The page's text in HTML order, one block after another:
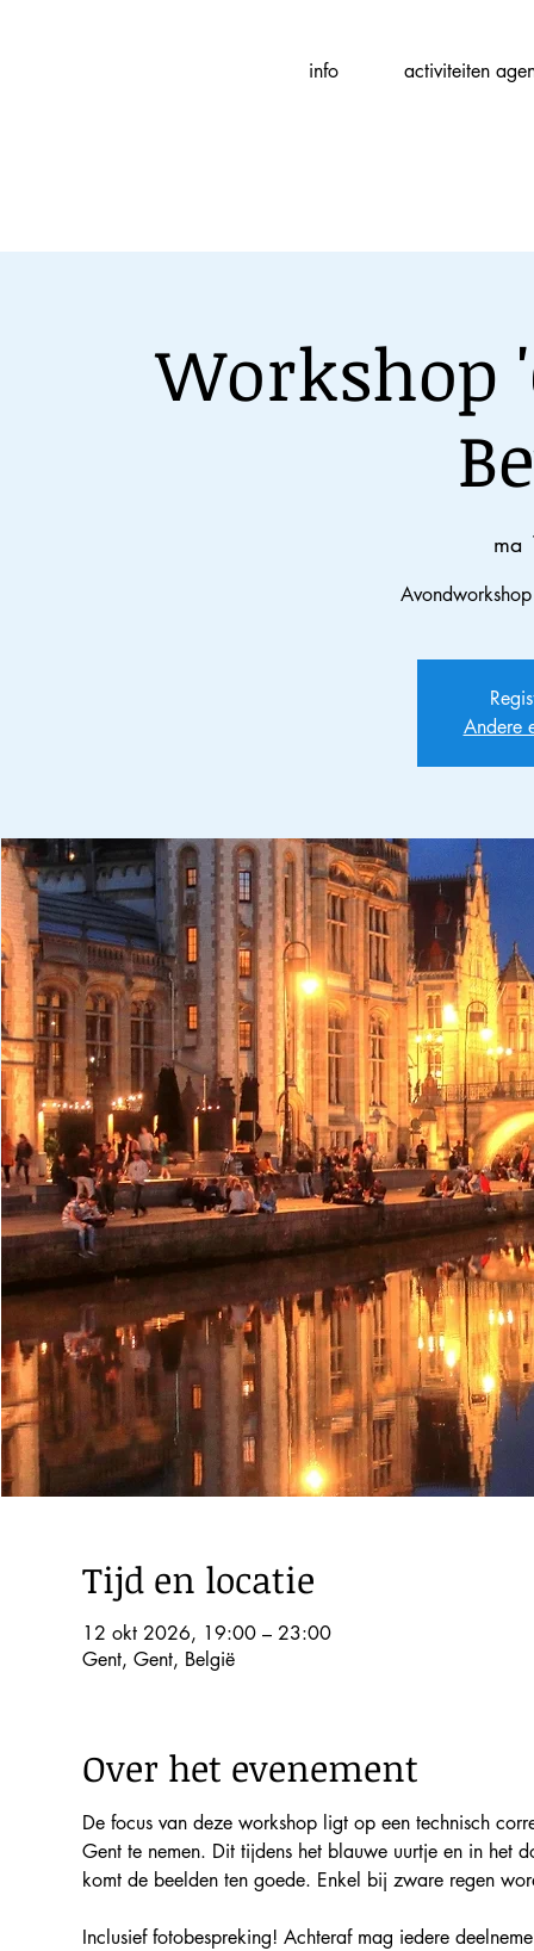
info activiteiten
Workshop
ma
Andere
Tijd en locatie
12 okt 2026, 19:00 – 23:00
Gent, Gent, België
Over het evenement
De focus van deze workshop ligt op een technisch
Gent te nemen. Dit tijdens het blauwe uurtje en in
komt de beelden ten goede. Enkel bij zware regen
Inclusief fotobespreking! Achteraf mag iedere